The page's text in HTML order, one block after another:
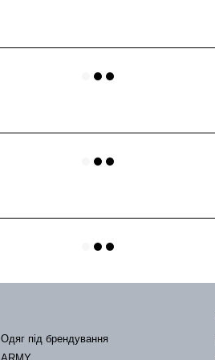
Одяг під брендування